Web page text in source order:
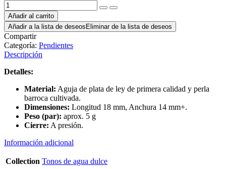
Añadir al carrito
Añadir a la lista de deseos Eliminar de la lista de deseos
Compartir
Categoría: Pendientes
Descripción
Detalles:
Material: Aguja de plata de ley de primera calidad y perla
barroca cultivada.
Dimensiones: Longitud 18 mm, Anchura 14 mm+.
Peso (par): aprox. 5 g
Cierre: A presión.
Información adicional
Collection Tonos de agua dulce